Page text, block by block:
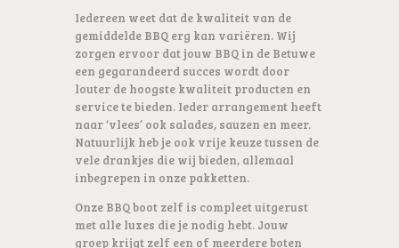
Iedereen weet dat de kwaliteit van de
gemiddelde BBQ erg kan variëren. Wij
zorgen ervoor dat jouw BBQ in de Betuwe
een gegarandeerd succes wordt door
louter de hoogste kwaliteit producten en
service te bieden. Ieder arrangement heeft
naar ‘vlees’ ook salades, sauzen en meer.
Natuurlijk heb je ook vrije keuze tussen de
vele drankjes die wij bieden, allemaal
inbegrepen in onze pakketten.
Onze BBQ boot zelf is compleet uitgerust
met alle luxes die je nodig hebt. Jouw
groep krijgt zelf een of meerdere boten